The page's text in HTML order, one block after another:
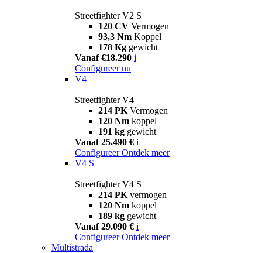
Streetfighter V2 S
120 CV Vermogen
93,3 Nm Koppel
178 Kg gewicht
Vanaf €18.290 i
Configureer nu
V4
Streetfighter V4
214 PK Vermogen
120 Nm koppel
191 kg gewicht
Vanaf 25.490 € i
Configureer Ontdek meer
V4 S
Streetfighter V4 S
214 PK vermogen
120 Nm koppel
189 kg gewicht
Vanaf 29.090 € i
Configureer Ontdek meer
Multistrada